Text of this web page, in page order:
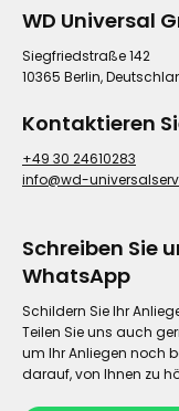
WD Universal
Siegfriedstraße 142
10365 Berlin,
Kontaktieren
+49 30 24610283
info@wd-
Schreiben Sie
WhatsApp
Schildern Sie Ihr
Teilen Sie uns auch
um Ihr Anliegen noch
darauf, von Ihnen zu